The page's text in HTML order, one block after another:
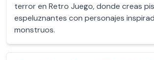
terror en Retro Juego, donde creas
espeluznantes con personajes
monstruos.